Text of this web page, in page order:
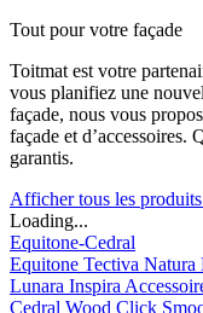
Tout pour votre façade
Toitmat est votre
vous planifiez une
façade, nous vous
façade et d’accessoires.
garantis.
Afficher tous les
Loading...
Equitone-Cedral
Equitone Tectiva Natura
Lunara Inspira
Cedral Wood Click